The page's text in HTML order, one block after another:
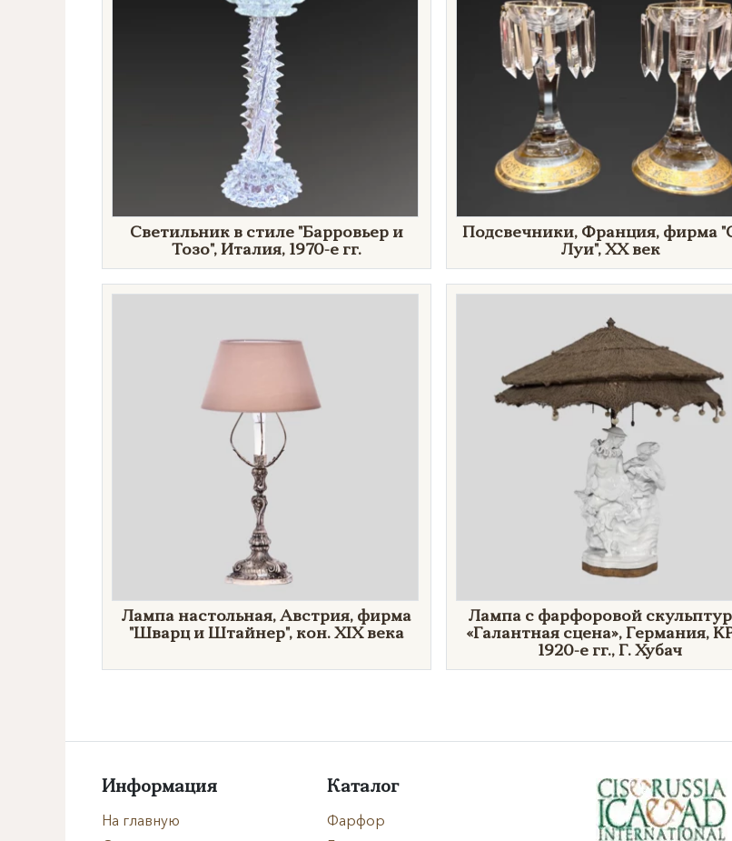
Светильник в стиле "Барровьер и
Тозо", Италия, 1970-е гг.
​Подсвечники, Франция, фирма
Луи", XX век
Лампа настольная, Австрия, фирма
"Шварц и Штайнер", кон. XIX века
Лампа c фарфоровой
«Галантная сцена», Германия,
1920-е гг., Г. Хубач
Информация
На главную
Каталог
Фарфор